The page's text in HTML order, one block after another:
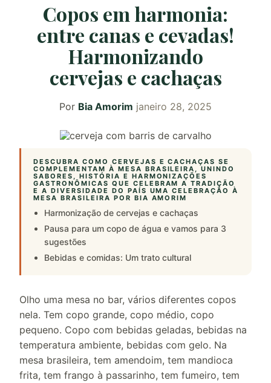
Copos em harmonia:
entre canas e cevadas!
Harmonizando
cervejas e cachaças
Por Bia Amorim janeiro 28, 2025
DESCUBRA COMO CERVEJAS E CACHAÇAS SE
COMPLEMENTAM À MESA BRASILEIRA, UNINDO
SABORES, HISTÓRIA E HARMONIZAÇÕES
GASTRONÔMICAS QUE CELEBRAM A TRADIÇÃO
E A DIVERSIDADE DO PAÍS UMA CELEBRAÇÃO À
MESA BRASILEIRA POR BIA AMORIM
Harmonização de cervejas e cachaças
Pausa para um copo de água e vamos para 3
sugestões
Bebidas e comidas: Um trato cultural
Olho uma mesa no bar, vários diferentes copos
nela. Tem copo grande, copo médio, copo
pequeno. Copo com bebidas geladas, bebidas na
temperatura ambiente, bebidas com gelo. Na
mesa brasileira, tem amendoim, tem mandioca
frita, tem frango à passarinho, tem fumeiro, tem